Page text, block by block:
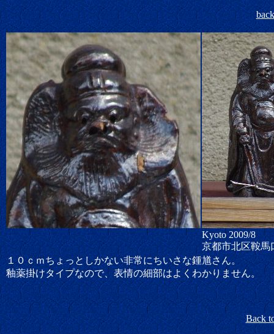
Kyoto 2009/8
京都市北区鞍馬
１０ｃｍちょっとしかない非常にちいさな鍾馗さん。
釉薬掛けタイプなので、表情の細部はよくわかりません。
Back